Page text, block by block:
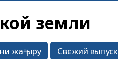
земли
жаңғыру
Свежий выпуск